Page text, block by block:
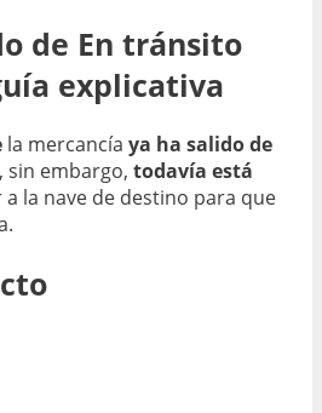
de En tránsito
explicativa
la mercancía ya ha salido de
, sin embargo, todavía está
a la nave de destino para que